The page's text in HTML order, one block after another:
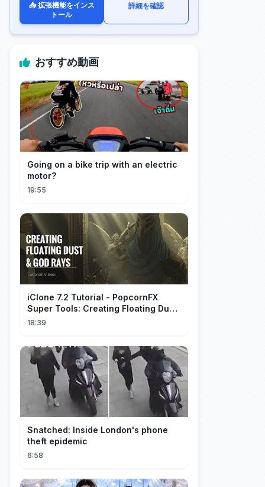
📥 拡張機能をインス
トール
詳細を確認
おすすめ動画
Going on a bike trip with an electric
motor?
19:55
iClone 7.2 Tutorial - PopcornFX
Super Tools: Creating Floating Dust
and God Rays
18:39
Snatched: Inside London's phone
theft epidemic
6:58